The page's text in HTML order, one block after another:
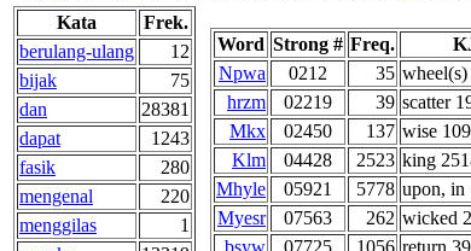
Kata
Frek.
berulang-ulang
12
bijak
75
dan
28381
dapat
1243
fasik
280
mengenal
220
menggilas
1
Word Strong # Freq.
Npwa
0212 35
hrzm
02219 39 scatter
Mkx
02450 137 wise
Klm
04428 2523 king
Mhyle
05921 5778 upon, in
Myesr
07563 262 wicked
bsyw
07725 1056 return